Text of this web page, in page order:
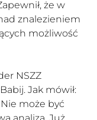
że w
znalezieniem
możliwość
NSZZ
Jak mówił:
może być